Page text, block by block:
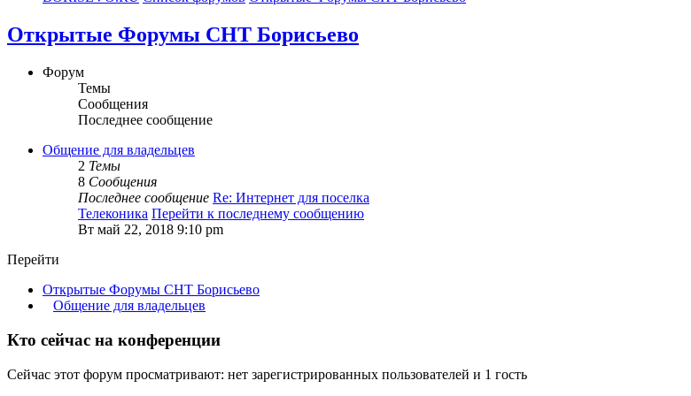
Открытые Форумы СНТ Борисьево
Форум
Темы
Сообщения
Последнее сообщение
Общение для владельцев
2 Темы
8 Сообщения
Последнее сообщение Re: Интернет для поселка
Телеконика Перейти к последнему сообщению
Вт май 22, 2018 9:10 pm
Перейти
Открытые Форумы СНТ Борисьево
Общение для владельцев
Кто сейчас на конференции
Сейчас этот форум просматривают: нет зарегистрированных пользователей и 1 гость